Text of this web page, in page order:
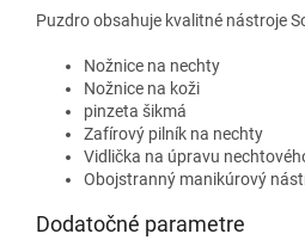
Puzdro obsahuje kvalitné nástroje
Nožnice na nechty
Nožnice na koži
pinzeta šikmá
Zafírový pilník na nechty
Vidlička na úpravu
Obojstranný manikúrový
Dodatočné parametre